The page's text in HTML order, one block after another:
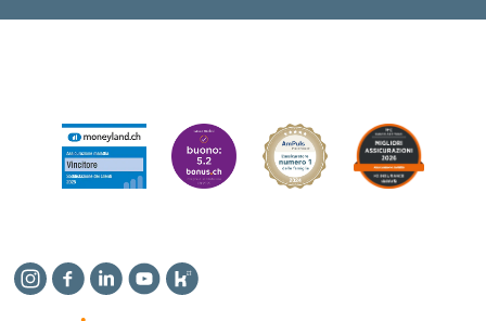
Instagram
Facebook
LinkedinYouTube
Kununu